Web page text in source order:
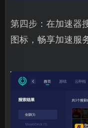
第四步：在加速器
图标，畅享加速服